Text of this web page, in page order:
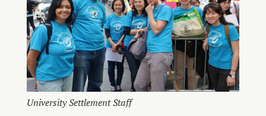
University Settlement Staff